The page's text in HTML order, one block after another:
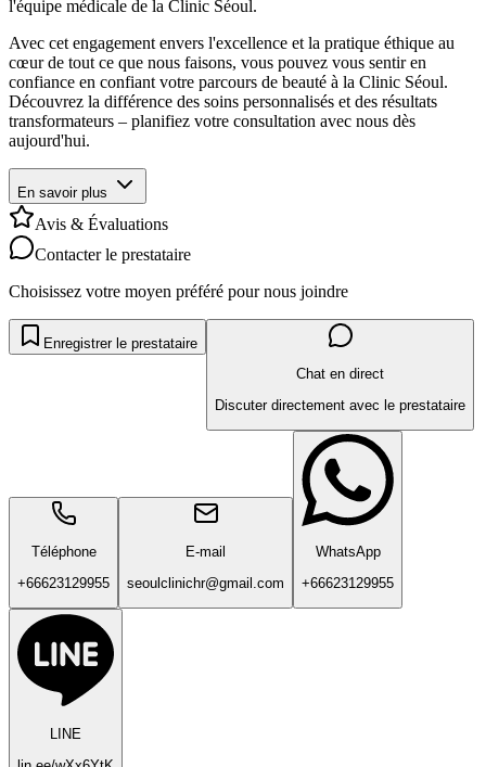
l'équipe médicale de la Clinic Séoul.
Avec cet engagement envers l'excellence et la pratique éthique au
cœur de tout ce que nous faisons, vous pouvez vous sentir en
confiance en confiant votre parcours de beauté à la Clinic Séoul.
Découvrez la différence des soins personnalisés et des résultats
transformateurs – planifiez votre consultation avec nous dès
aujourd'hui.
En savoir plus
Avis & Évaluations
Contacter le prestataire
Choisissez votre moyen préféré pour nous joindre
Enregistrer le prestataire
Chat en direct
Discuter directement avec le prestataire
Téléphone
+66623129955
E-mail
seoulclinichr@gmail.com
WhatsApp
+66623129955
LINE